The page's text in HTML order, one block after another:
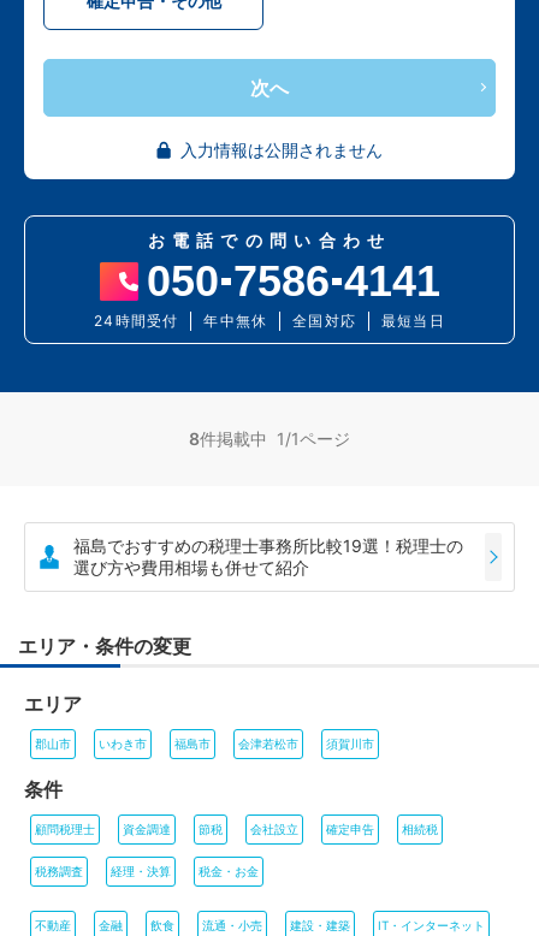
次へ
入力情報は公開されません
お電話での問い合わせ
050 7586 4141
24時間受付 年中無休 全国対応 最短当日
8件掲載中 1/1ページ
福島でおすすめの税理士事務所比較19選！税理士の
選び方や費用相場も併せて紹介
エリア・条件の変更
エリア
郡山市 いわき市 福島市 会津若松市 須賀川市
条件
顧問税理士 資金調達 節税 会社設立 確定申告 相続税
税務調査 経理・決算 税金・お金
不動産 金融 飲食 流通・小売 建設・建築 IT・インターネット